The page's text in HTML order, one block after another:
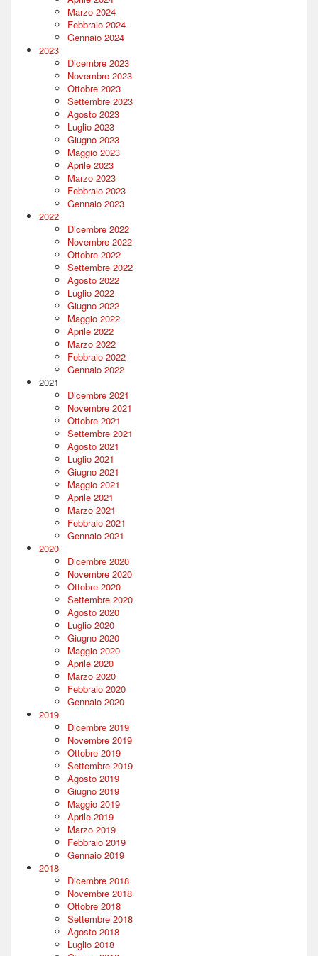
Marzo 2024
Febbraio 2024
Gennaio 2024
2023
Dicembre 2023
Novembre 2023
Ottobre 2023
Settembre 2023
Agosto 2023
Luglio 2023
Giugno 2023
Maggio 2023
Aprile 2023
Marzo 2023
Febbraio 2023
Gennaio 2023
2022
Dicembre 2022
Novembre 2022
Ottobre 2022
Settembre 2022
Agosto 2022
Luglio 2022
Giugno 2022
Maggio 2022
Aprile 2022
Marzo 2022
Febbraio 2022
Gennaio 2022
2021
Dicembre 2021
Novembre 2021
Ottobre 2021
Settembre 2021
Agosto 2021
Luglio 2021
Giugno 2021
Maggio 2021
Aprile 2021
Marzo 2021
Febbraio 2021
Gennaio 2021
2020
Dicembre 2020
Novembre 2020
Ottobre 2020
Settembre 2020
Agosto 2020
Luglio 2020
Giugno 2020
Maggio 2020
Aprile 2020
Marzo 2020
Febbraio 2020
Gennaio 2020
2019
Dicembre 2019
Novembre 2019
Ottobre 2019
Settembre 2019
Agosto 2019
Giugno 2019
Maggio 2019
Aprile 2019
Marzo 2019
Febbraio 2019
Gennaio 2019
2018
Dicembre 2018
Novembre 2018
Ottobre 2018
Settembre 2018
Agosto 2018
Luglio 2018